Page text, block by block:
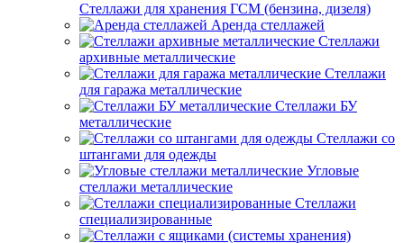
Стеллажи для хранения ГСМ (бензина, дизеля)
Аренда стеллажей
Стеллажи
архивные металлические
Стеллажи
для гаража металлические
Стеллажи БУ
металлические
Стеллажи со
штангами для одежды
Угловые
стеллажи металлические
Стеллажи
специализированные